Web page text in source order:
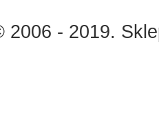
2006 - 2019.